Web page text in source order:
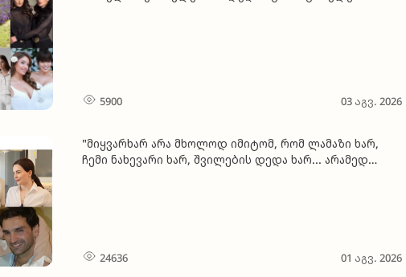
5900 03 აგვ. 2026
"მიყვარხარ არა მხოლოდ იმიტომ, რომ ლამაზი ხარ,
ჩემი ნახევარი ხარ, შვილების დედა ხარ... არამედ
24636 01 აგვ. 2026